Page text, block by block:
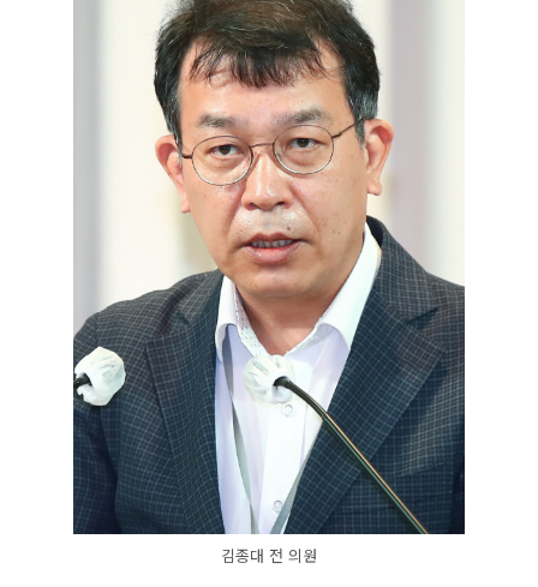
김종대 전 의원